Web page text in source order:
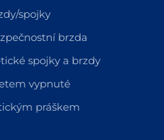
spojky
brzda
spojky a brzdy
vypnuté
práškem